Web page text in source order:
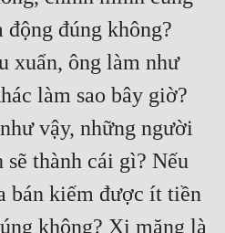
động đúng không?
xuẩn, ông làm như
làm sao bây giờ?
vậy, những người
thành cái gì? Nếu
bán kiếm được ít tiền
không? Xi măng là